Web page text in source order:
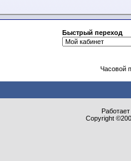
Быстрый переход
Часовой
Copyright